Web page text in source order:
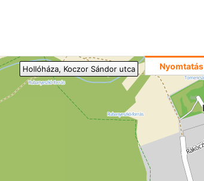
Nyomtatás
Hollóháza, Koczor Sándor utca